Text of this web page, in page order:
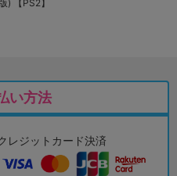
) 【PS2】
い方法
レジットカード決済